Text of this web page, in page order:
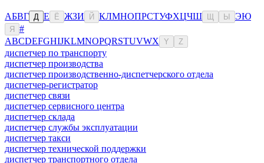
АБВГ Д Е Ё ЖЗИ Й КЛМНОПРСТУФХЦЧШ Ы ЭЮ
Я
#
ABCDEFGHIJKLMNOPQRSTUVWX Y Z
диспетчер по транспорту
диспетчер производства
диспетчер производственно-диспетчерского отдела
диспетчер-регистратор
диспетчер связи
диспетчер сервисного центра
диспетчер склада
диспетчер службы эксплуатации
диспетчер такси
диспетчер технической поддержки
диспетчер транспортного отдела